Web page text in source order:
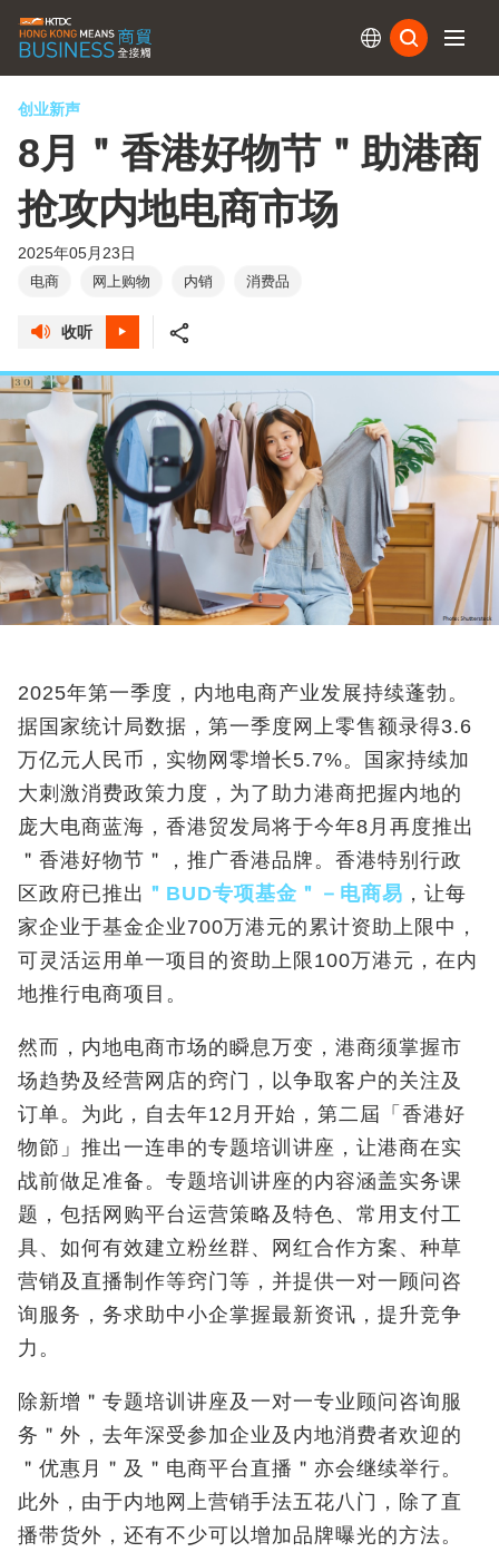
创业新声
8月＂香港好物节＂助港商
抢攻内地电商市场
2025年05月23日
电商 网上购物 内销 消费品
收听
2025年第一季度，内地电商产业发展持续蓬勃。
据国家统计局数据，第一季度网上零售额录得3.6
万亿元人民币，实物网零增长5.7%。国家持续加
大刺激消费政策力度，为了助力港商把握内地的
庞大电商蓝海，香港贸发局将于今年8 月再度推出
＂香港好物节＂，推广香港品牌。香港特别行政
区政府已推出 ＂ BUD专项基金＂－电商易 ，让每
家企业于基金企业700万港元的累计资助上限中，
可灵活运用单一项目的资助上限 100万港元，在内
地推行电商项目。
然而，内地电商市场的瞬息万变，港商须掌握市
场趋势及经营网店的窍门，以争取客户的关注及
订单。为此，自去年12月开始，第二屆「香港好
物節」推出一连串的专题培训讲座，让港商在实
战前做足准备。专题培训讲座的内容涵盖实务课
题，包括网购平台运营策略及特色、常用支付工
具、如何有效建立粉丝群、网红合作方案、种草
营销及直播制作等窍门等，并提供一对一顾问咨
询服务，务求助中小企掌握最新资讯，提升竞争
力。
除新增＂专题培训讲座及一对一专业顾问咨询服
务＂外，去年深受参加企业及内地消费者欢迎的
＂优惠月＂及＂电商平台直播＂亦会继续举行。
此外，由于内地网上营销手法五花八门，除了直
播带货外，还有不少可以增加品牌曝光的方法。